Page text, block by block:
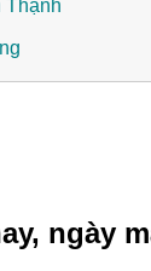
Thạnh
ngày